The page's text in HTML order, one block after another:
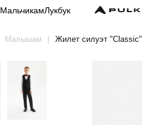
МальчикамЛукбук
Малышам Жилет силуэт "Classic"